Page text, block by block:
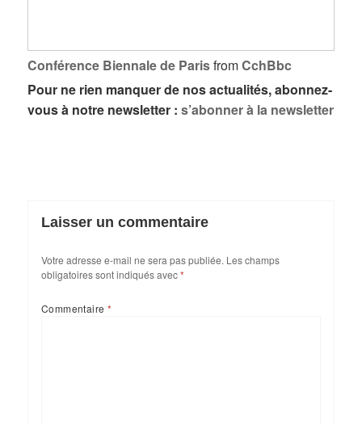
Conférence Biennale de ParisfromCchBbc
Pour ne rien manquer de nos actualités, abonnez-
vous à notre newsletter :s’abonner à la newsletter
Laisser un commentaire
Votre adresse e-mail ne sera pas publiée. Les champs
obligatoires sont indiqués avec*
Commentaire*